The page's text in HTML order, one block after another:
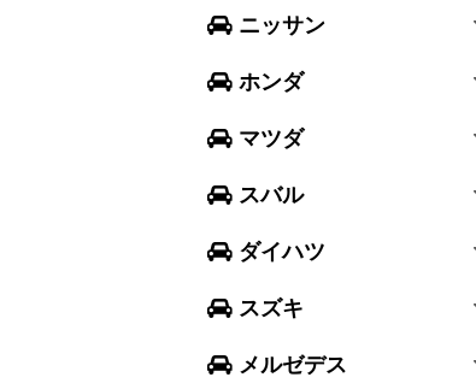
ニッサン
GT-R
ホンダ
ヴェゼル
マツダ
CX-3
ビアンテ
スバル
インプレッサ スポーツ
インプレッサ G4
エクシーガ クロスオーバー7
ダイハツ
ムーヴ キャンバス
タント
トール
スズキ
ハスラー
エヴリィワゴン
スイフト
ジムニー シエラ
メルゼデス
Aクラス
GLCクラス